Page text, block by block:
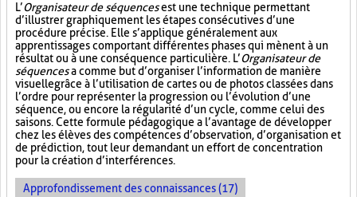
L’Organisateur de séquencesest une technique permettant
d’illustrer graphiquement les étapes consécutives d’une
procédure précise. Elle s’applique généralement aux
apprentissages comportant différentes phases qui mènent à un
résultat ou à une conséquence particulière. L’Organisateur de
séquencesa comme but d’organiser l’information de manière
visuellegrâce à l’utilisation de cartes ou de photos classées dans
l’ordre pour représenter la progression ou l’évolution d’une
séquence, ou encore la régularité d’un cycle, comme celui des
saisons. Cette formule pédagogique a l’avantage de développer
chez les élèves des compétences d’observation, d’organisation et
de prédiction, tout leur demandant un effort de concentration
pour la création d’interférences.
Approfondissement des connaissances (17)